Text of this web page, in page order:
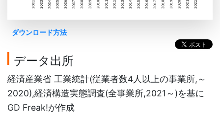
ダウンロード方法
データ出所
経済産業省 工業統計(従業者数4人以上の事業所,～
2020),経済構造実態調査(全事業所,2021～)を基に
GD Freak!が作成